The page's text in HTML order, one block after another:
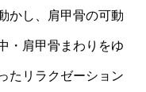
かし、肩甲骨の可動
・肩甲骨まわりをゆ
たリラクゼーション